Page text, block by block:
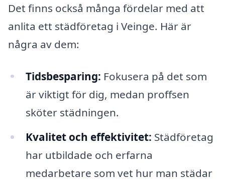
Det finns också många fördelar med att
anlita ett städföretag i Veinge. Här är
några av dem:
Tidsbesparing: Fokusera på det som
är viktigt för dig, medan proffsen
sköter städningen.
Kvalitet och effektivitet: Städföretag
har utbildade och erfarna
medarbetare som vet hur man städar